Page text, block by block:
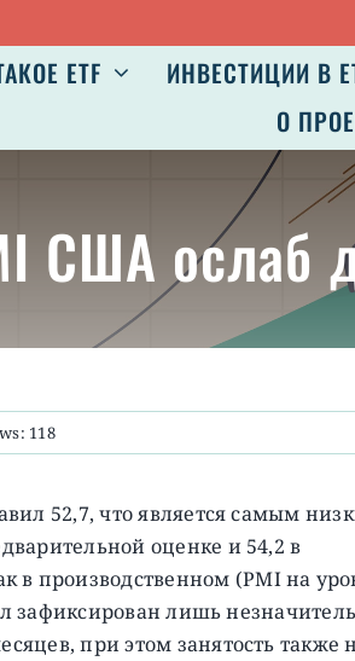
ETF ИНВЕСТИЦИИ В
О
США ослаб
118
52,7, что является самым
оценке и 54,2 в
в производственном (PMI на
зафиксирован лишь
при этом занятость также